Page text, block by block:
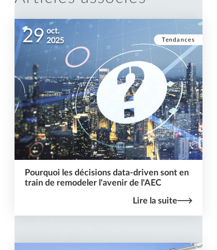
Tendances
29 oct.
2025
Pourquoi les décisions data-driven sont en
train de remodeler l'avenir de l'AEC
Lire la suite